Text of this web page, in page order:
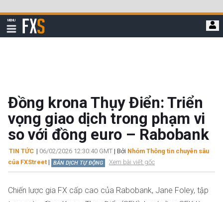
qua
đi
MENU
Hiển
thị
FXStreet
Đồng krona Thụy Điển: Triển
vọng giao dịch trong phạm vi
so với đồng euro – Rabobank
TIN TỨC | 06/02/2026 12:30:40 GMT | Bởi Nhóm Thông tin chuyên sâu
của FXStreet | BẢN DỊCH TỰ ĐỘNG Xem bài viết gốc
Chiến lược gia FX cấp cao của Rabobank, Jane Foley, tập